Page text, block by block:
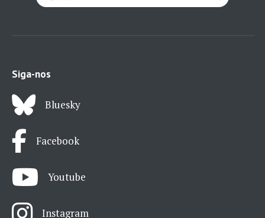
Siga-nos
Bluesky
Facebook
Youtube
Instagram